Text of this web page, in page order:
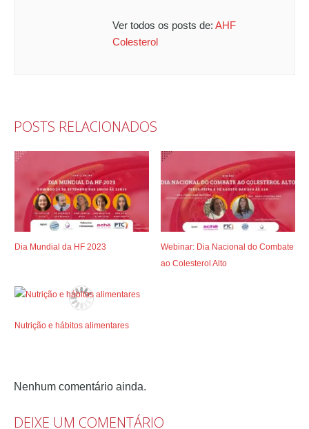
Ver todos os posts de: AHF
Colesterol
POSTS RELACIONADOS
Dia Mundial da HF 2023
Webinar: Dia Nacional do Combate
ao Colesterol Alto
Nutrição e hábitos alimentares
Nenhum comentário ainda.
DEIXE UM COMENTÁRIO